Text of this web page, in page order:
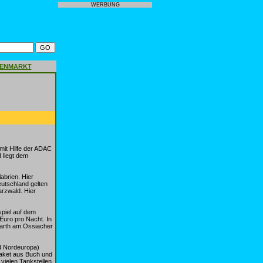
Hilfe der ADAC
liegt dem
Hier
gelten
Hier
auf dem
pro Nacht. In
am Ossiacher
Nordeuropa)
aus Buch und
Tankstellen
WERBUNG